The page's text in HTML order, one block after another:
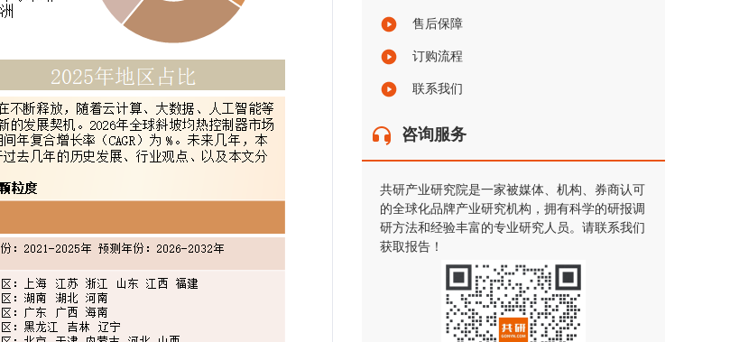
售后保障
订购流程
联系我们
咨询服务
共研产业研究院是一家被媒体、机构、券商认可
的全球化品牌产业研究机构，拥有科学的研报调
研方法和经验丰富的专业研究人员。请联系我们
获取报告！